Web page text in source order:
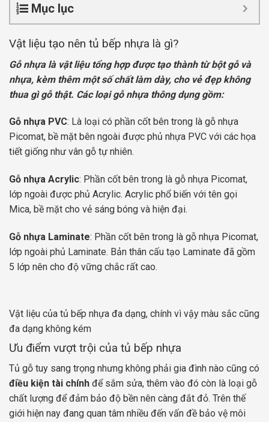
Mục lục
Vật liệu tạo nên tủ bếp nhựa là gì?
Gỗ nhựa là vật liệu tổng hợp được tạo thành từ bột gỗ và
nhựa, kèm thêm một số chất làm dày, cho vẻ đẹp không
thua gì gỗ thật. Các loại gỗ nhựa thông dụng gồm:
Gỗ nhựa PVC: Là loại có phần cốt bên trong là gỗ nhựa
Picomat, bề mặt bên ngoài được phủ nhựa PVC với các họa
tiết giống như vân gỗ tự nhiên.
Gỗ nhựa Acrylic: Phần cốt bên trong là gỗ nhựa Picomat,
lớp ngoài được phủ Acrylic. Acrylic phổ biến với tên gọi
Mica, bề mặt cho vẻ sáng bóng và hiện đại.
Gỗ nhựa Laminate: Phần cốt bên trong là gỗ nhựa Picomat,
lớp ngoài phủ Laminate. Bản thân cấu tạo Laminate đã gồm
5 lớp nên cho độ vững chắc rất cao.
Vật liệu của tủ bếp nhựa đa dạng, chính vì vậy màu sắc cũng
đa dạng không kém
Ưu điểm vượt trội của tủ bếp nhựa
Tủ gỗ tuy sang trọng nhưng không phải gia đình nào cũng có
điều kiện tài chính để sắm sửa, thêm vào đó còn là loại gỗ
chất lượng để đảm bảo độ bền nên càng đắt đỏ. Trên thế
giới hiện nay đang quan tâm nhiều đến vấn đề bảo vệ môi